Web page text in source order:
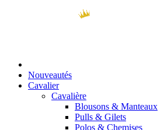
Nouveautés
Cavalier
Cavalière
Blousons & Manteaux
Pulls & Gilets
Polos & Chemises